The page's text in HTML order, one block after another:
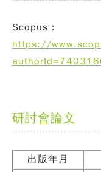
Scopus：
https://
研討會論文
出版年月